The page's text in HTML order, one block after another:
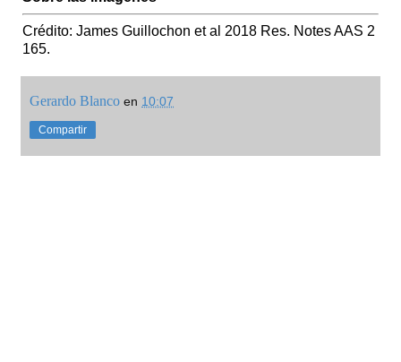
Crédito: James Guillochon et al 2018 Res. Notes AAS 2
165.
Gerardo Blanco en 10:07
Compartir